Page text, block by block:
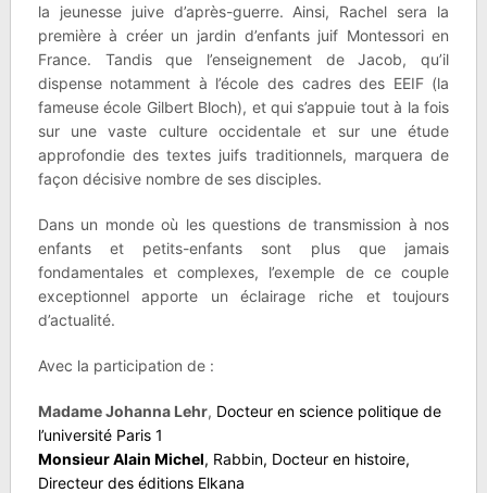
la jeunesse juive d’après-guerre. Ainsi, Rachel sera la
première à créer un jardin d’enfants juif Montessori en
France. Tandis que l’enseignement de Jacob, qu’il
dispense notamment à l’école des cadres des EEIF (la
fameuse école Gilbert Bloch), et qui s’appuie tout à la fois
sur une vaste culture occidentale et sur une étude
approfondie des textes juifs traditionnels, marquera de
façon décisive nombre de ses disciples.
Dans un monde où les questions de transmission à nos
enfants et petits-enfants sont plus que jamais
fondamentales et complexes, l’exemple de ce couple
exceptionnel apporte un éclairage riche et toujours
d’actualité.
Avec la participation de :
MadameJohanna Lehr, Docteur en science politique de
l’université Paris 1
MonsieurAlain Michel, Rabbin, Docteur en histoire,
Directeur des éditions Elkana